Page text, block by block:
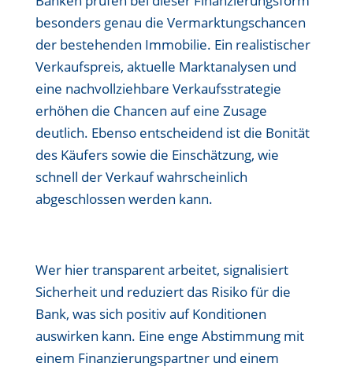
besonders genau die Vermarktungschancen
der bestehenden Immobilie. Ein realistischer
Verkaufspreis, aktuelle Marktanalysen und
eine nachvollziehbare Verkaufsstrategie
erhöhen die Chancen auf eine Zusage
deutlich. Ebenso entscheidend ist die Bonität
des Käufers sowie die Einschätzung, wie
schnell der Verkauf wahrscheinlich
abgeschlossen werden kann.
Wer hier transparent arbeitet, signalisiert
Sicherheit und reduziert das Risiko für die
Bank, was sich positiv auf Konditionen
auswirken kann. Eine enge Abstimmung mit
einem Finanzierungspartner und einem